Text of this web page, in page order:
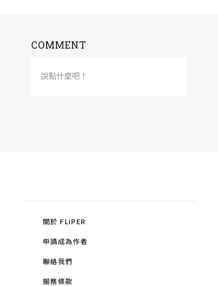
COMMENT
說點什麼吧！
關於 FLiPER
申請成為作者
聯絡我們
服務條款